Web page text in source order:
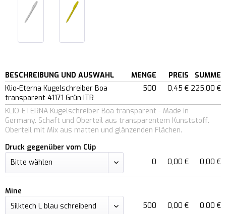
BESCHREIBUNG UND AUSWAHL MENGE PREIS
SUMME
Klio-Eterna Kugelschreiber Boa
transparent 41171 Grün ITR
500 0,45 € 225,00 €
KLIO-ETERNA Kugelschreiber Boa transparent - Made in
Germany. Schaft und Oberteil aus transparentem Kunststoff.
Oberteil mit Mix aus matten und glänzenden Flächen.
Druck gegenüber vom Clip
0
0,00 € 0,00 €
Mine
500
0,00 € 0,00 €